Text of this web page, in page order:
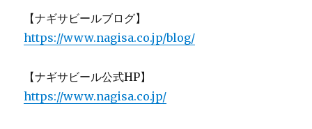
【ナギサビールブログ】
https://www.nagisa.co.jp/blog/
【ナギサビール公式HP】
https://www.nagisa.co.jp/